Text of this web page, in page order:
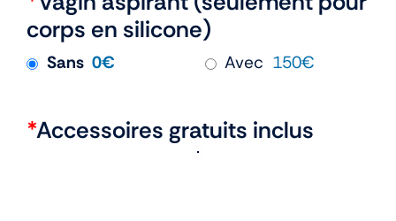
corps en silicone)
Sans 0€ Avec 150€
*Accessoires gratuits inclus